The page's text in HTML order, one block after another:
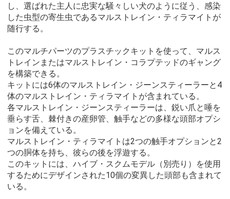
し、選ばれた主人に忠実な騒々しい犬のように従う、感染
した虫型の寄生虫であるマルストレイン・ティラマイトが
随行する。
このマルチパーツのプラスチックキットを使って、マルス
トレインまたはマルストレイン・コラプテッドのギャング
を構築できる。
キットには6体のマルストレイン・ジーンスティーラーと4
体のマルストレイン・ティラマイトが含まれている。
各マルストレイン・ジーンスティーラーは、鋭い爪と唾を
垂らす舌、棘付きの産卵管、触手などの多様な頭部オプシ
ョンを備えている。
マルストレイン・ティラマイトは2つの触手オプションと2
つの胴体を持ち、彼らの後を浮遊する。
このキットには、ハイブ・スクムモデル（別売り）を使用
するためにデザインされた10個の変異した頭部も含まれて
いる。